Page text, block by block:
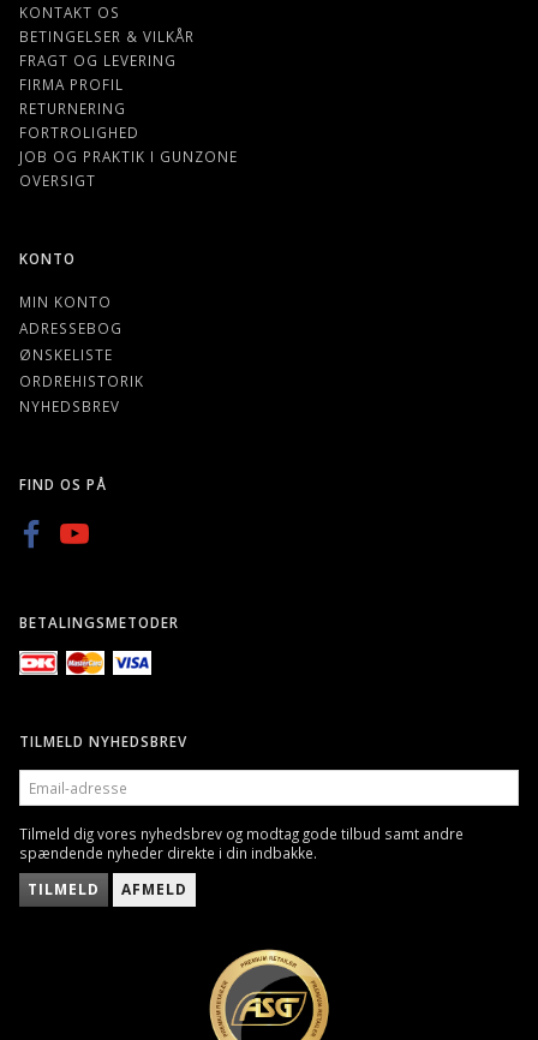
KONTAKT OS
BETINGELSER & VILKÅR
FRAGT OG LEVERING
FIRMA PROFIL
RETURNERING
FORTROLIGHED
JOB OG PRAKTIK I GUNZONE
OVERSIGT
KONTO
MIN KONTO
ADRESSEBOG
ØNSKELISTE
ORDREHISTORIK
NYHEDSBREV
FIND OS PÅ
BETALINGSMETODER
TILMELD NYHEDSBREV
EMAIL-
ADRESSE
Tilmeld dig vores nyhedsbrev og modtag gode tilbud samt andre
spændende nyheder direkte i din indbakke.
TILMELD AFMELD